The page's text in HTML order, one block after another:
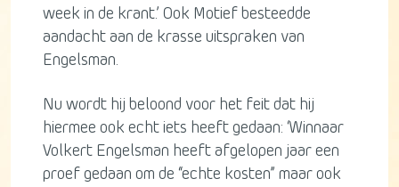
week in de krant.’ Ook Motief besteedde
aandacht aan de krasse uitspraken van
Engelsman.
Nu wordt hij beloond voor het feit dat hij
hiermee ook echt iets heeft gedaan: ‘Winnaar
Volkert Engelsman heeft afgelopen jaar een
proef gedaan om de “echte kosten” maar ook